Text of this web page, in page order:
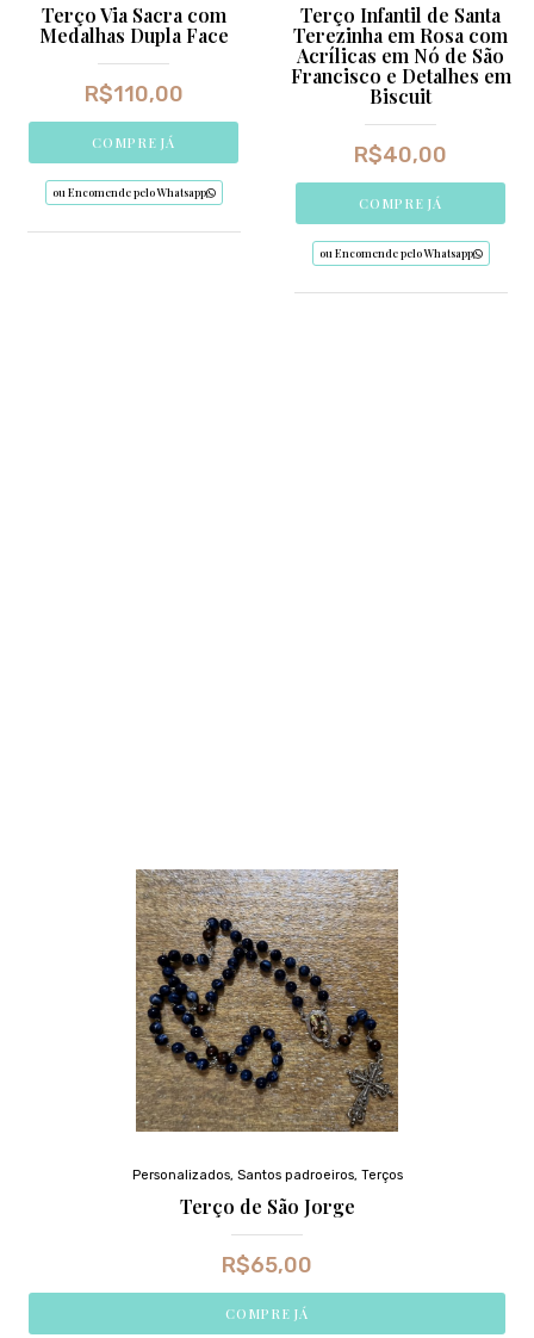
Terço Via Sacra com
Medalhas Dupla Face
R$110,00
COMPRE JÁ
ou Encomende pelo Whatsapp
Terço Infantil de Santa
Terezinha em Rosa com
Acrílicas em Nó de São
Francisco e Detalhes em
Biscuit
R$40,00
COMPRE JÁ
ou Encomende pelo Whatsapp
Personalizados, Santos padroeiros, Terços
Terço de São Jorge
R$65,00
COMPRE JÁ